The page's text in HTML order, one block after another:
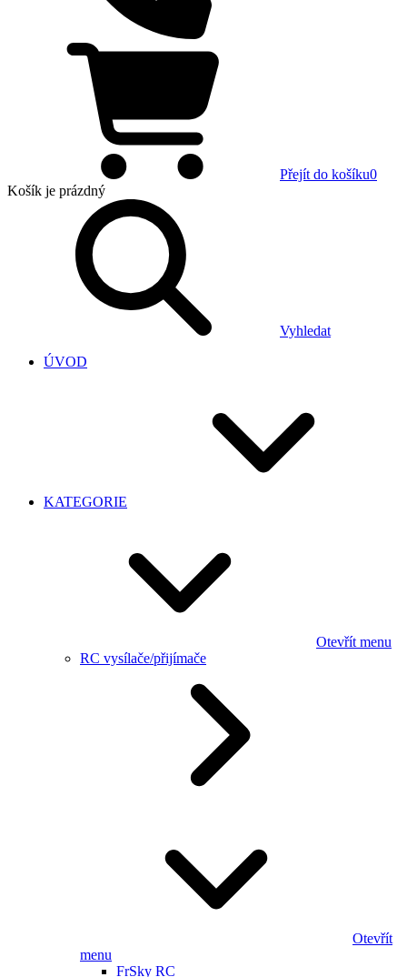
Přejít do košíku0
Košík je prázdný
Vyhledat
ÚVOD
KATEGORIE
Otevřít menu
RC vysílače/přijímače
Otevřít
menu
FrSky RC